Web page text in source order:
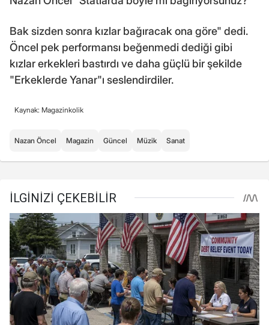
Bak sizden sonra kızlar bağıracak ona göre" dedi.
Öncel pek performansı beğenmedi dediği gibi
kızlar erkekleri bastırdı ve daha güçlü bir şekilde
"Erkeklerde Yanar"ı seslendirdiler.
Kaynak: Magazinkolik
Nazan Öncel Magazin Güncel Müzik Sanat